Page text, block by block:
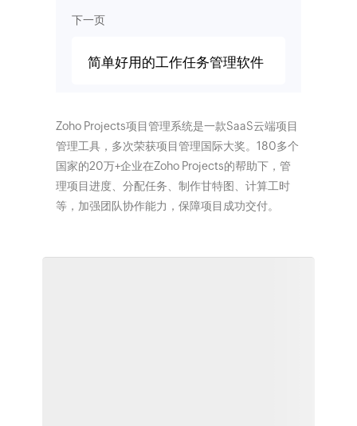
下一页
简单好用的工作任务管理软件
Zoho Projects项目管理系统是一款SaaS云端项目
管理工具，多次荣获项目管理国际大奖。180多个
国家的20万+企业在Zoho Projects的帮助下，管
理项目进度、分配任务、制作甘特图、计算工时
等，加强团队协作能力，保障项目成功交付。